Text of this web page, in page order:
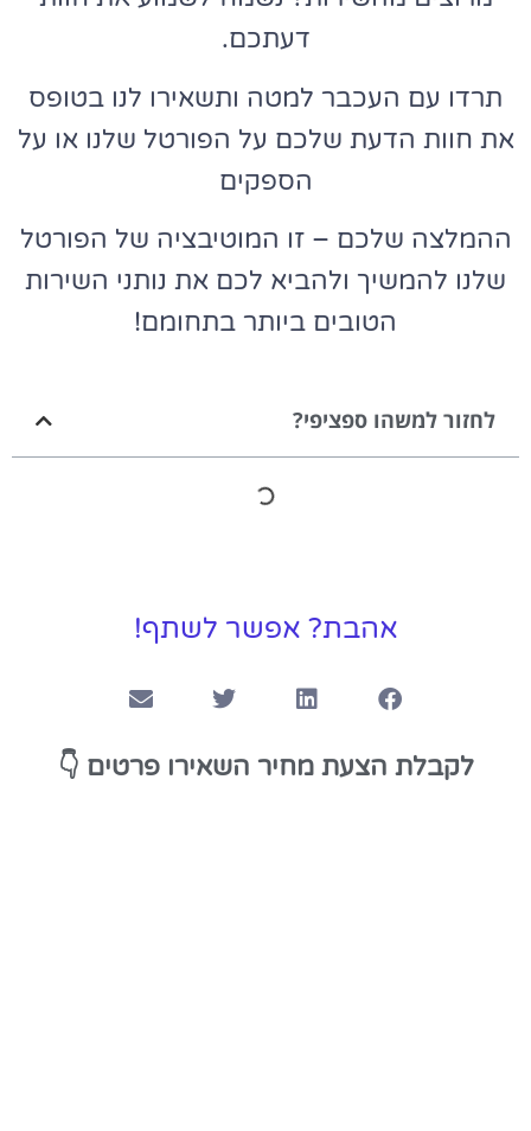
דעתכם.
תרדו עם העכבר למטה ותשאירו לנו בטופס
את חוות הדעת שלכם על הפורטל שלנו או על
הספקים
ההמלצה שלכם – זו המוטיבציה של הפורטל
שלנו להמשיך ולהביא לכם את נותני השירות
הטובים ביותר בתחומם!
לחזור למשהו ספציפי?
אהבת? אפשר לשתף!
לקבלת הצעת מחיר השאירו פרטים 👇